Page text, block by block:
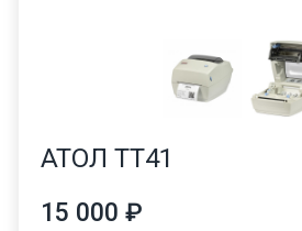
АТОЛ ТТ41
15 000 ₽